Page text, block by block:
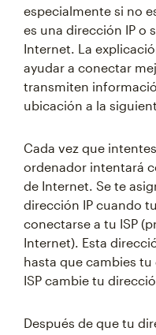
especialmente si no
es una dirección IP o
Internet. La
ayudar a conectar
transmiten
ubicación a la
Cada vez que
ordenador intentará
de Internet. Se te
dirección IP cuando
conectarse a tu ISP
Internet). Esta
hasta que cambies
ISP cambie tu
Después de que tu